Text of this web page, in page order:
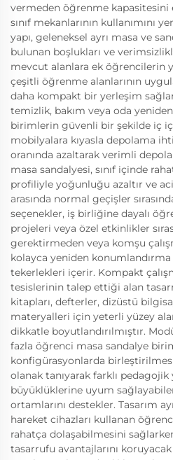
vermeden öğrenme kapasitesini
sınıf mekanlarının kullanımını
yapı, geleneksel ayrı masa ve
bulunan boşlukları ve
mevcut alanlara ek öğrencilerin
çeşitli öğrenme alanlarının
daha kompakt bir yerleşim
temizlik, bakım veya oda
birimlerin güvenli bir şekilde iç
mobilyalara kıyasla depolama
oranında azaltarak verimli
masa sandalyesi, sınıf içinde
profiliyle yoğunluğu azaltır ve
arasında normal geçişler
seçenekler, iş birliğine dayalı
projeleri veya özel etkinlikler
gerektirmeden veya komşu
kolayca yeniden
tekerlekleri içerir. Kompakt
tesislerinin talep ettiği alan
kitapları, defterler, dizüstü
materyalleri için yeterli yüzey
dikkatle boyutlandırılmıştır.
fazla öğrenci masa sandalye
konfigürasyonlarda
olanak tanıyarak farklı pedagojik
büyüklüklerine uyum
ortamlarını destekler. Tasarım
hareket cihazları kullanan
rahatça dolaşabilmesini
tasarrufu avantajlarını